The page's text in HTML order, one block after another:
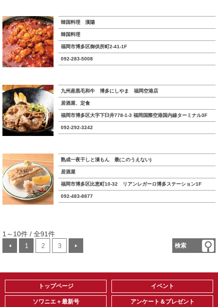
韓国料理 漢陽
韓国料理
福岡市博多区御供所町2-41-1F
092-283-5008
九州産黒毛和牛 博多にしやま 福岡空港店
居酒屋、定食
福岡市博多区大字下臼井778-1-3 福岡国際空港国内線ターミナル3F
092-292-3242
熟成一夜干しと漬もん 最(このうえない)
居酒屋
福岡市博多区比恵町10-32 リアンレガーロ博多ステーション1F
092-483-8877
1～10件 / 全91件
検索
◀ 1 2 3 ▶
トップページ
ソワニエ＋最新号
イベント
アンケート＆プレゼント